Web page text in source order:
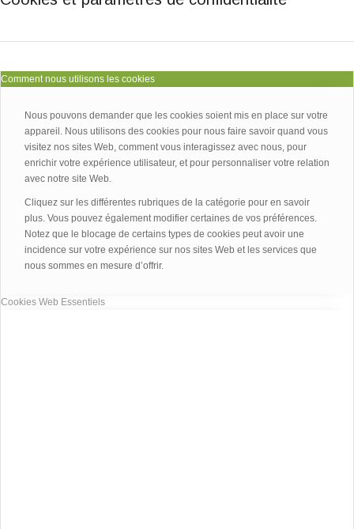
Comment nous utilisons les cookies
Nous pouvons demander que les cookies soient mis en place sur votre
appareil. Nous utilisons des cookies pour nous faire savoir quand vous
visitez nos sites Web, comment vous interagissez avec nous, pour
enrichir votre expérience utilisateur, et pour personnaliser votre relation
avec notre site Web.
Cliquez sur les différentes rubriques de la catégorie pour en savoir
plus. Vous pouvez également modifier certaines de vos préférences.
Notez que le blocage de certains types de cookies peut avoir une
incidence sur votre expérience sur nos sites Web et les services que
nous sommes en mesure d’offrir.
Cookies Web Essentiels